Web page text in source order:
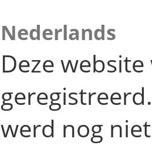
Nederlands
Deze
werd nog